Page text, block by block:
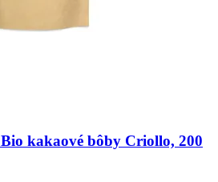
Bio kakaové bôby Criollo, 200